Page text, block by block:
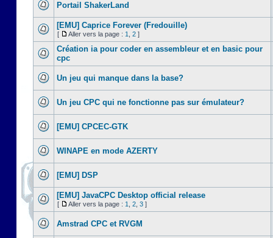
Portail ShakerLand
[EMU] Caprice Forever (Fredouille)
[ Aller vers la page : 1 2 ]
Création ia pour coder en assembleur et en basic pour
cpc
Un jeu qui manque dans la base?
Un jeu CPC qui ne fonctionne pas sur émulateur?
[EMU] CPCEC-GTK
WINAPE en mode AZERTY
[EMU] DSP
[EMU] JavaCPC Desktop official release
[ Aller vers la page : 1 2 3 ]
Amstrad CPC et RVGM